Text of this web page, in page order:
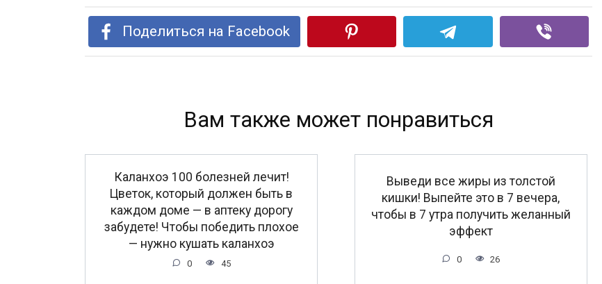
Поделиться на Facebook
Вам также может понравиться
Каланхоэ 100 болезней лечит!
Цветок, который должен быть в
каждом доме — в аптеку дорогу
забудете! Чтобы победить плохое
— нужно кушать каланхоэ
0 45
Выведи все жиры из толстой
кишки! Выпейте это в 7 вечера,
чтобы в 7 утра получить желанный
эффект
0 26